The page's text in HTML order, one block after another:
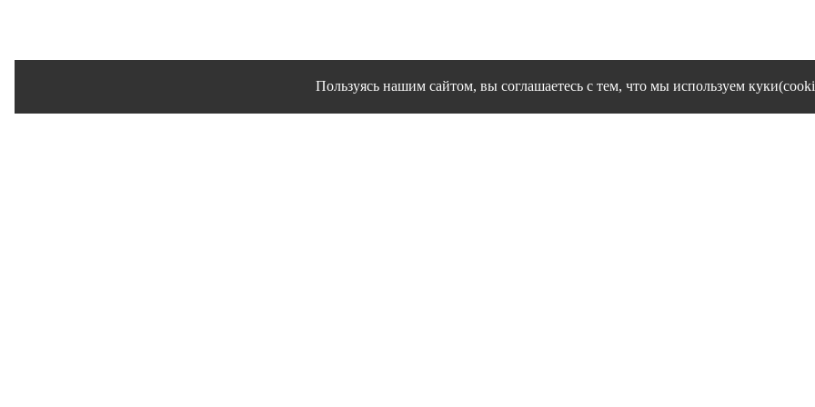
Пользуясь нашим сайтом, вы соглашаетесь с тем, что мы используем